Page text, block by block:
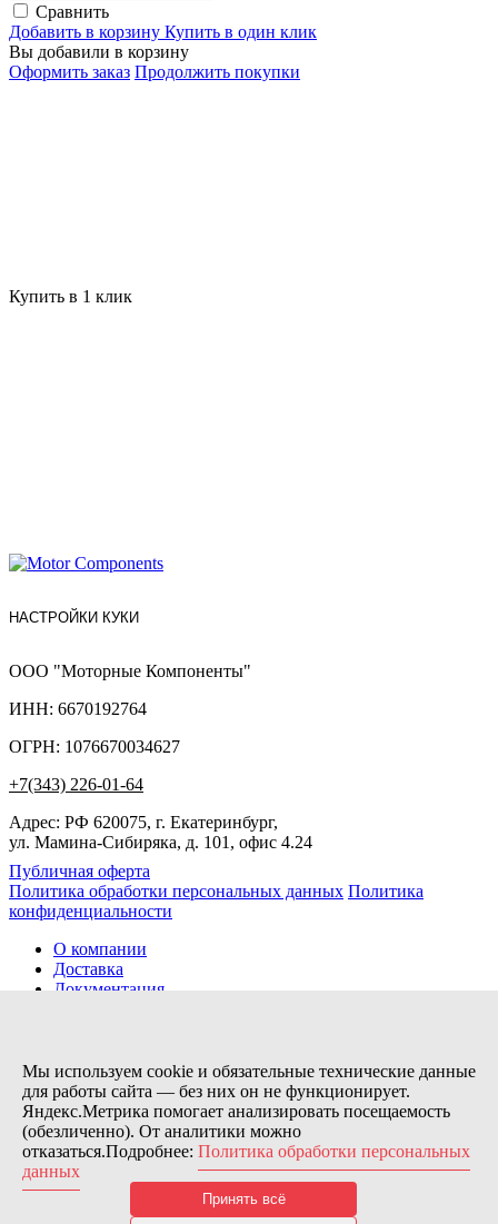
Сравнить
Добавить в корзину Купить в один клик
Вы добавили в корзину
Оформить заказ Продолжить покупки
Купить в 1 клик
НАСТРОЙКИ КУКИ
ООО "Моторные Компоненты"
ИНН: 6670192764
ОГРН: 1076670034627
+7(343) 226-01-64
Адрес: РФ 620075, г. Екатеринбург,
ул. Мамина-Сибиряка, д. 101, офис 4.24
Публичная оферта
Политика обработки персональных данных Политика
конфиденциальности
О компании
Доставка
Документация
Контакты
Заказов сегодня / Всего
17
11154
Нас можно найти тут:
© 2026 Motor Components. Все права защищены
Мы используем cookie и обязательные технические данные
для работы сайта — без них он не функционирует.
Яндекс.Метрика помогает анализировать посещаемость
(обезличенно). От аналитики можно
отказаться.Подробнее: Политика обработки персональных
данных
Принять всё